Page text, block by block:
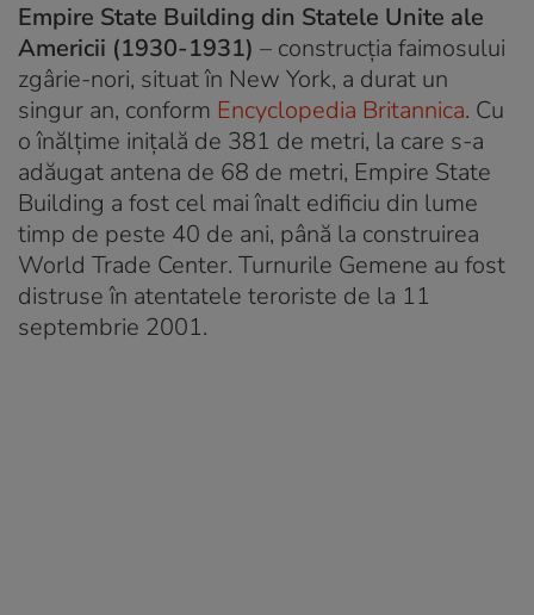
Empire State Building din Statele Unite ale
Americii (1930-1931) – construcția faimosului
zgârie-nori, situat în New York, a durat un
singur an, conform Encyclopedia Britannica. Cu
o înălțime inițală de 381 de metri, la care s-a
adăugat antena de 68 de metri, Empire State
Building a fost cel mai înalt edificiu din lume
timp de peste 40 de ani, până la construirea
World Trade Center. Turnurile Gemene au fost
distruse în atentatele teroriste de la 11
septembrie 2001.